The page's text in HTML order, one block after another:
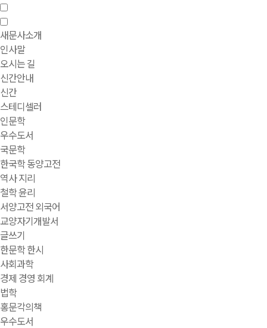
새문사소개
인사말
오시는 길
신간안내
신간
스테디셀러
인문학
우수도서
국문학
한국학 동양고전
역사 지리
철학 윤리
서양고전 외국어
교양자기개발서
글쓰기
한문학 한시
사회과학
경제 경영 회계
법학
홍문각의책
우수도서